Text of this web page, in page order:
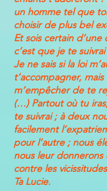
un homme tel que
choisir de plus bel
Et sois certain
c’est que je te
Je ne sais si la loi
t’accompagner,
m’empêcher de te
(…) Partout où tu
te suivrai ; à deux
facilement
pour l’autre ; nous
nous leur
contre les
Ta Lucie.